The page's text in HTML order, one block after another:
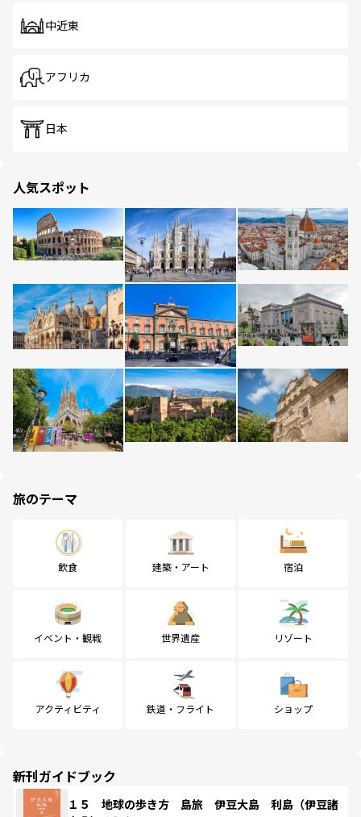
中近東
アフリカ
日本
人気スポット
旅のテーマ
飲食 建築・アート 宿泊
イベント・観戦 世界遺産 リゾート
アクティビティ 鉄道・フライト ショップ
新刊ガイドブック
１５ 地球の歩き方 島旅 伊豆大島 利島（伊豆諸